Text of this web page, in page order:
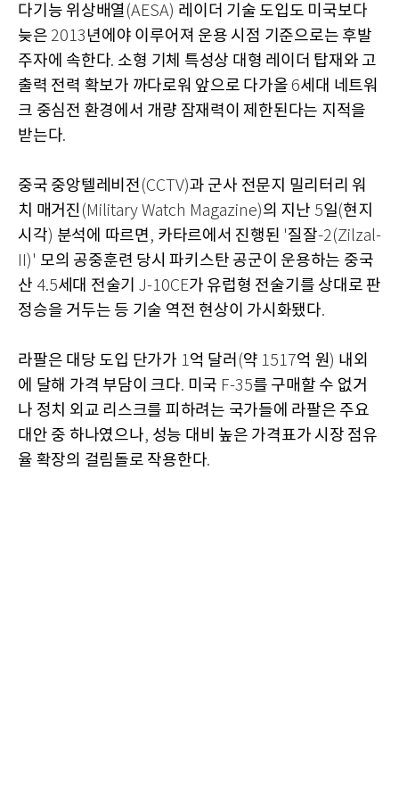
다기능 위상배열 (AESA) 레이더 기술 도입도 미국보다
늦은 2013년에야 이루어져 운용 시점 기준으로는 후발
주자에 속한다. 소형 기체 특성상 대형 레이더 탑재와 고
출력 전력 확보가 까다로워 앞으로 다가올 6세대 네트워
크 중심전 환경에서 개량 잠재력이 제한된다는 지적을
받는다.
중국 중앙텔레비전 (CCTV)과 군사 전문지 밀리터리 워
치 매거진 (Military Watch Magazine)의 지난 5일(현지
시각) 분석에 따르면, 카타르에서 진행된 '질잘-2(Zilzal-
II)' 모의 공중훈련 당시 파키스탄 공군이 운용하는 중국
산 4.5세대 전술기 J-10CE가 유럽형 전술기를 상대로 판
정승을 거두는 등 기술 역전 현상이 가시화됐다.
라팔은 대당 도입 단가가 1억 달러 (약 1517억 원) 내외
에 달해 가격 부담이 크다. 미국 F-35를 구매할 수 없거
나 정치 외교 리스크를 피하려는 국가들에 라팔은 주요
대안 중 하나였으나, 성능 대비 높은 가격표가 시장 점유
율 확장의 걸림돌로 작용한다.